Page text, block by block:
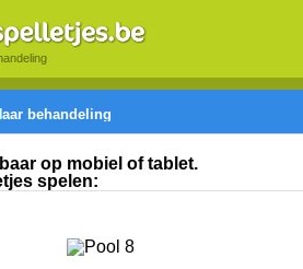
behandeling
op mobiel of tablet.
spelen: